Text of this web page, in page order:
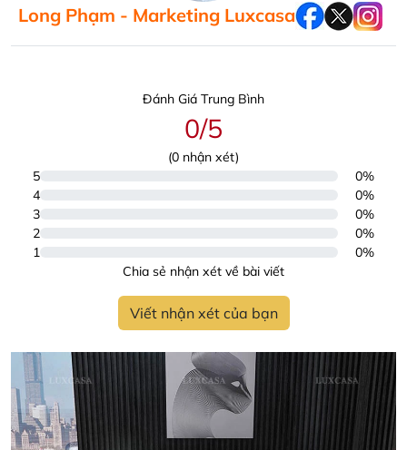
Long Phạm - Marketing Luxcasa
Đánh Giá Trung Bình
0/5
(0 nhận xét)
5
0%
4
0%
3
0%
2
0%
1
0%
Chia sẻ nhận xét về bài viết
Viết nhận xét của bạn